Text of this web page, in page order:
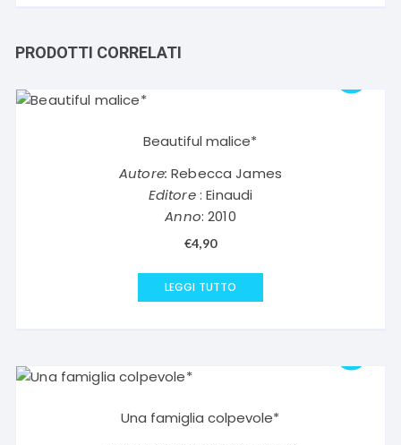
PRODOTTI CORRELATI
Beautiful malice*
Autore: Rebecca James
Editore: Einaudi
Anno: 2010
€4,90
LEGGI TUTTO
Una famiglia colpevole*